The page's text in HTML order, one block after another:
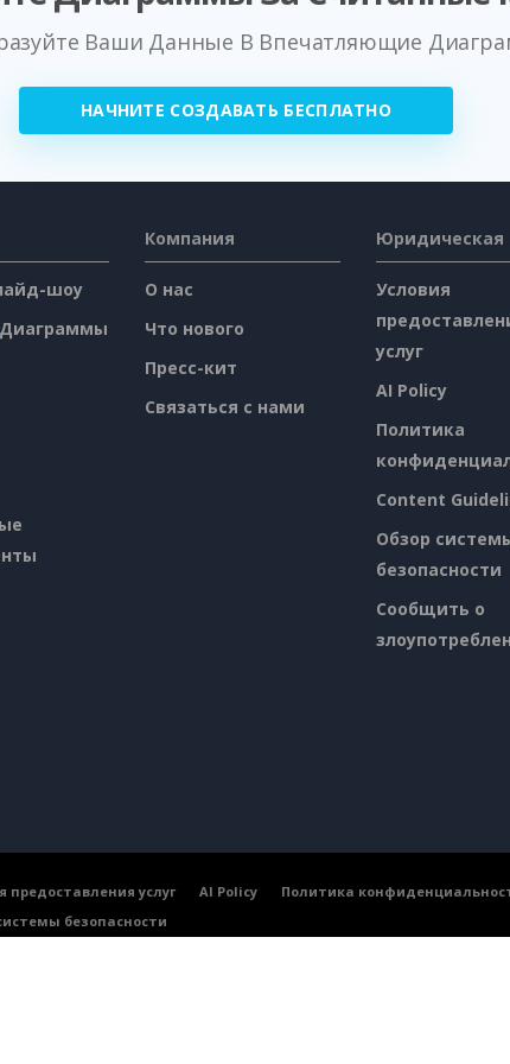
Ваши Данные В Впечатляющие
НАЧНИТЕ СОЗДАВАТЬ БЕСПЛАТНО
шоу
Компания
О нас
Что нового
Пресс-кит
Связаться с нами
Юридическая
Условия
услуг
AI Policy
Политика
Content
Обзор
безопасности
Сообщить о
предоставления услуг AI Policy Политика
безопасности